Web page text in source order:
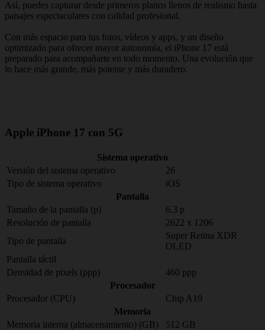
Así, puedes capturar desde primeros planos llenos de realismo hasta
paisajes espectaculares con calidad profesional.
Con más espacio para tus fotos, vídeos y apps, y un diseño
optimizado para ofrecer mayor autonomía, el iPhone 17 está
preparado para acompañarte en todo momento. Una evolución que
lo hace más grande, más potente y más duradero.
Apple iPhone 17 con 5G
Sistema operativo
Versión del sistema operativo
26
Tipo de sistema operativo
iOS
Pantalla
Tamaño de la pantalla (p)
6.3 p
Resolución de pantalla
2622 x 1206
Tipo de pantalla
Super Retina XDR
OLED
Pantalla táctil
Densidad de pixels (ppp)
460 ppp
Procesador
Procesador (CPU)
Chip A19
Memoria
Memoria interna (almacenamiento) (GB)
512 GB